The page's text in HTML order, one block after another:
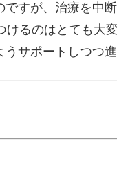
すが、治療を中
るのはとても大
サポートしつつ進